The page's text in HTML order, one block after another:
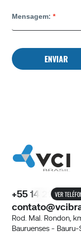
Mensagem:
ENVIAR
+55 14 21 VER
Rod. Mal. Rondon,
Bauruenses -